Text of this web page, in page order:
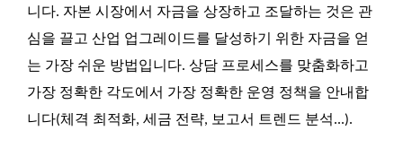
니다. 자본 시장에서 자금을 상장하고 조달하는 것은 관
심을 끌고 산업 업그레이드를 달성하기 위한 자금을 얻
는 가장 쉬운 방법입니다. 상담 프로세스를 맞춤화하고
가장 정확한 각도에서 가장 정확한 운영 정책을 안내합
니다(체격 최적화, 세금 전략, 보고서 트렌드 분석...).